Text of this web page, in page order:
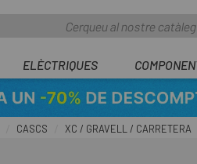
ELÈCTRIQUES
CASCS XC / GRAVELL / CARRETERA